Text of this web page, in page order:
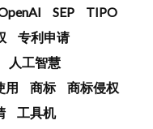
SEP
TIPO
专利申请
人工智慧
用 商标
商标侵权
工具机